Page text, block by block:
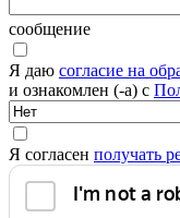
сообщение
Я даю согласие на
и ознакомлен (-а) с
Я согласен получать